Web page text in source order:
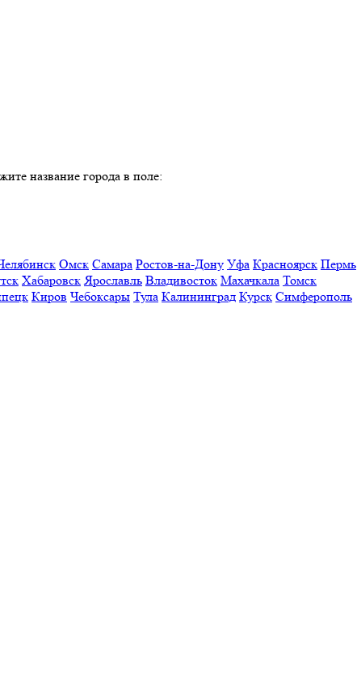
название города в поле:
Омск Самара Ростов-на-Дону Уфа Красноярск Пермь
Хабаровск Ярославль Владивосток Махачкала Томск
Киров Чебоксары Тула Калининград Курск Симферополь